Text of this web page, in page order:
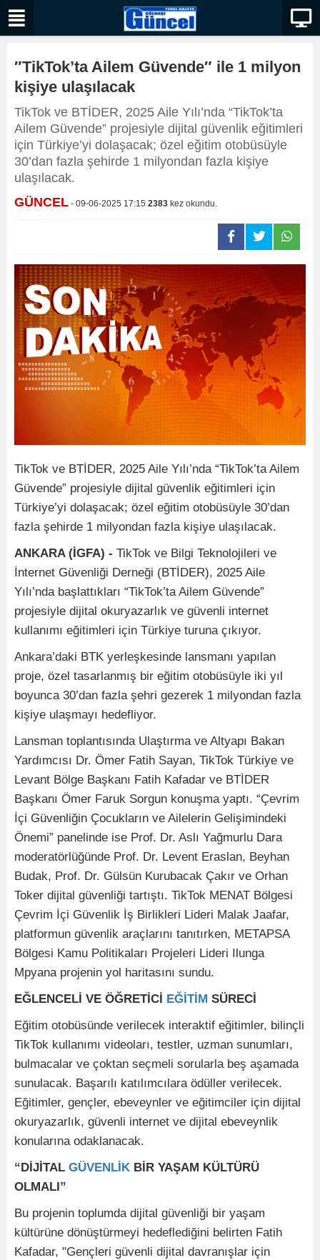
″TikTok’ta Ailem Güvende″ ile 1 milyon
kişiye ulaşılacak
TikTok ve BTİDER, 2025 Aile Yılı’nda “TikTok’ta
Ailem Güvende” projesiyle dijital güvenlik eğitimleri
için Türkiye’yi dolaşacak; özel eğitim otobüsüyle
30’dan fazla şehirde 1 milyondan fazla kişiye
ulaşılacak.
GÜNCEL - 09-06-2025 17:15 2383 kez okundu.
TikTok ve BTİDER, 2025 Aile Yılı’nda “TikTok’ta Ailem
Güvende” projesiyle dijital güvenlik eğitimleri için
Türkiye’yi dolaşacak; özel eğitim otobüsüyle 30’dan
fazla şehirde 1 milyondan fazla kişiye ulaşılacak.
ANKARA (İGFA) - TikTok ve Bilgi Teknolojileri ve
İnternet Güvenliği Derneği (BTİDER), 2025 Aile
Yılı’nda başlattıkları “TikTok’ta Ailem Güvende”
projesiyle dijital okuryazarlık ve güvenli internet
kullanımı eğitimleri için Türkiye turuna çıkıyor.
Ankara’daki BTK yerleşkesinde lansmanı yapılan
proje, özel tasarlanmış bir eğitim otobüsüyle iki yıl
boyunca 30’dan fazla şehri gezerek 1 milyondan fazla
kişiye ulaşmayı hedefliyor.
Lansman toplantısında Ulaştırma ve Altyapı Bakan
Yardımcısı Dr. Ömer Fatih Sayan, TikTok Türkiye ve
Levant Bölge Başkanı Fatih Kafadar ve BTİDER
Başkanı Ömer Faruk Sorgun konuşma yaptı. “Çevrim
İçi Güvenliğin Çocukların ve Ailelerin Gelişimindeki
Önemi” panelinde ise Prof. Dr. Aslı Yağmurlu Dara
moderatörlüğünde Prof. Dr. Levent Eraslan, Beyhan
Budak, Prof. Dr. Gülsün Kurubacak Çakır ve Orhan
Toker dijital güvenliği tartıştı. TikTok MENAT Bölgesi
Çevrim İçi Güvenlik İş Birlikleri Lideri Malak Jaafar,
platformun güvenlik araçlarını tanıtırken, METAPSA
Bölgesi Kamu Politikaları Projeleri Lideri Ilunga
Mpyana projenin yol haritasını sundu.
EĞLENCELİ VE ÖĞRETİCİ
EĞİTİM SÜRECİ
Eğitim otobüsünde verilecek interaktif eğitimler, bilinçli
TikTok kullanımı videoları, testler, uzman sunumları,
bulmacalar ve çoktan seçmeli sorularla beş aşamada
sunulacak. Başarılı katılımcılara ödüller verilecek.
Eğitimler, gençler, ebeveynler ve eğitimciler için dijital
okuryazarlık, güvenli internet ve dijital ebeveynlik
konularına odaklanacak.
“DİJİTAL GÜVENLİK BİR YAŞAM KÜLTÜRÜ
OLMALI”
Bu projenin toplumda dijital güvenliği bir yaşam
kültürüne dönüştürmeyi hedeflediğini belirten Fatih
Kafadar, "Gençleri güvenli dijital davranışlar için